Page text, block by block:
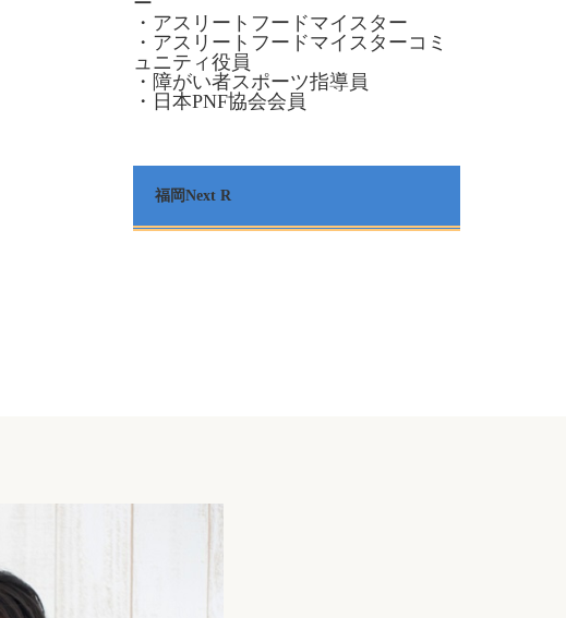
・アスリートフードマイスター
・アスリートフードマイスターコミ
ュニティ役員
・障がい者スポーツ指導員
・日本PNF協会会員
福岡Next R